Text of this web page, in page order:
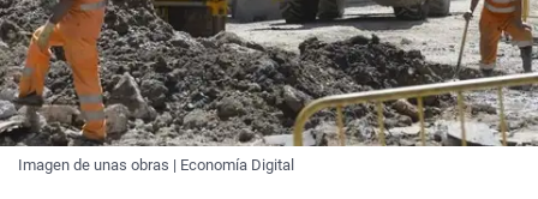
Imagen de unas obras | Economía Digital